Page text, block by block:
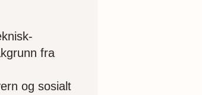
fra
og sosialt